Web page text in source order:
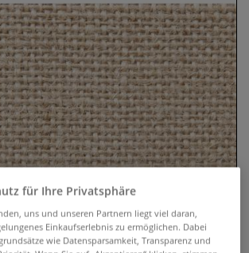
für Ihre Privatsphäre
uns und unseren Partnern liegt viel daran,
Einkaufserlebnis zu ermöglichen. Dabei
wie Datensparsamkeit, Transparenz und